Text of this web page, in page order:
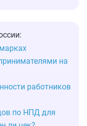
на
работников
по НПД для